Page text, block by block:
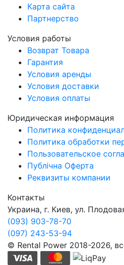
Карта сайта
Партнерство
Условия работы
Возврат Товара
Гарантия
Условия аренды
Условия доставки
Условия оплаты
Юридическая информация
Политика
Политика обработки
Пользовательское
Публічна Оферта
Реквизиты компании
Контакты
Украина, г. Киев, ул.
(093) 903-78-70
(097) 243-53-94
© Rental Power 2018-2026,